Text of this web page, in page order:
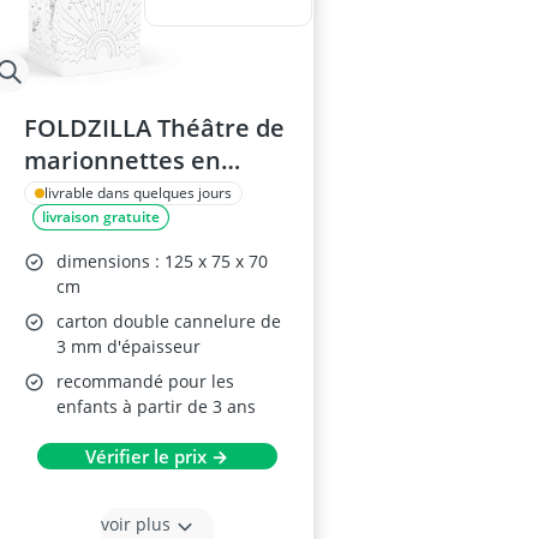
FOLDZILLA Théâtre de
marionnettes en
carton 0,75 x 0,70 x
1,25 m
livrable dans quelques jours
livraison gratuite
dimensions : 125 x 75 x 70
cm
carton double cannelure de
3 mm d'épaisseur
recommandé pour les
enfants à partir de 3 ans
Vérifier le prix →
voir plus